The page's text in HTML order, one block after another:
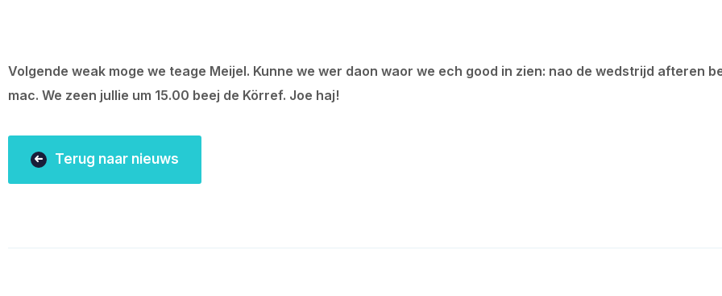
Volgende weak moge we teage Meijel. Kunne we wer daon waor we ech good in zien: nao de wedstrijd afteren
mac. We zeen jullie um 15.00 beej de Körref. Joe haj!
Terug naar nieuws